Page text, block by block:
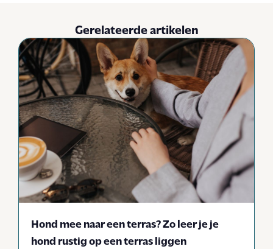
Gerelateerde artikelen
Hond mee naar een terras? Zo leer je je
hond rustig op een terras liggen